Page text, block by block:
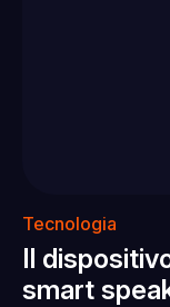
Tecnologia
Il
smart